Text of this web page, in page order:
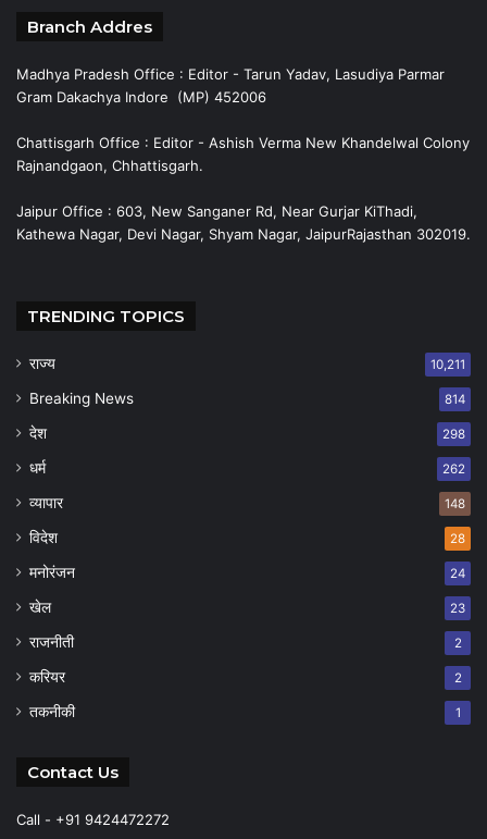
Branch Addres
Madhya Pradesh Office : Editor - Tarun Yadav, Lasudiya Parmar
Gram Dakachya Indore (MP) 452006
Chattisgarh Office : Editor - Ashish Verma New Khandelwal Colony
Rajnandgaon, Chhattisgarh.
Jaipur Office : 603, New Sanganer Rd, Near Gurjar KiThadi,
Kathewa Nagar, Devi Nagar, Shyam Nagar, JaipurRajasthan 302019.
TRENDING TOPICS
राज्य 10,211
Breaking News 814
देश 298
धर्म 262
व्यापार 148
विदेश 28
मनोरंजन 24
खेल 23
राजनीती 2
करियर 2
तकनीकी 1
Contact Us
Call - +91 9424472272